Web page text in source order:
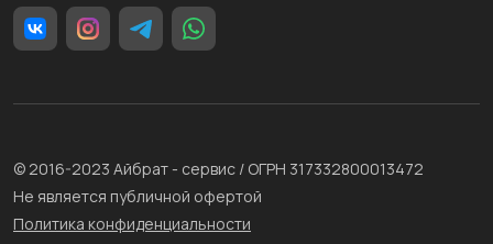
© 2016-2023 Айбрат - сервис / ОГРН 317332800013472
Не является публичной офертой
Политика конфиденциальности